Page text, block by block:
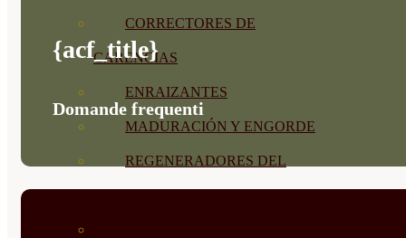
CORRECTORES DE
CARENCIAS
ENRAIZANTES
MADURACIÓN Y ENGORDE
REGENERADORES DEL
{acf_title}
Domande frequenti